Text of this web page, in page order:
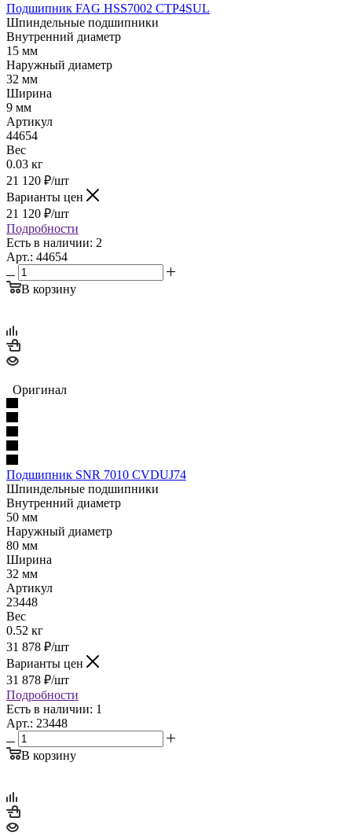
Подшипник FAG HSS7002 CTP4SUL
Шпиндельные подшипники
Внутренний диаметр
15 мм
Наружный диаметр
32 мм
Ширина
9 мм
Артикул
44654
Вес
0.03 кг
21 120 ₽/шт
Варианты цен
21 120 ₽/шт
Подробности
Есть в наличии: 2
Арт.: 44654
В корзину
Оригинал
Подшипник SNR 7010 CVDUJ74
Шпиндельные подшипники
Внутренний диаметр
50 мм
Наружный диаметр
80 мм
Ширина
32 мм
Артикул
23448
Вес
0.52 кг
31 878 ₽/шт
Варианты цен
31 878 ₽/шт
Подробности
Есть в наличии: 1
Арт.: 23448
В корзину